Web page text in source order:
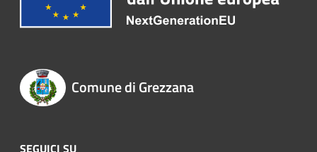
Comune di Grezzana
SEGUICI SU